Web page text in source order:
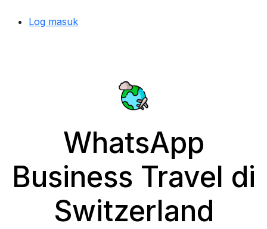
Log masuk
WhatsApp
Business Travel di
Switzerland